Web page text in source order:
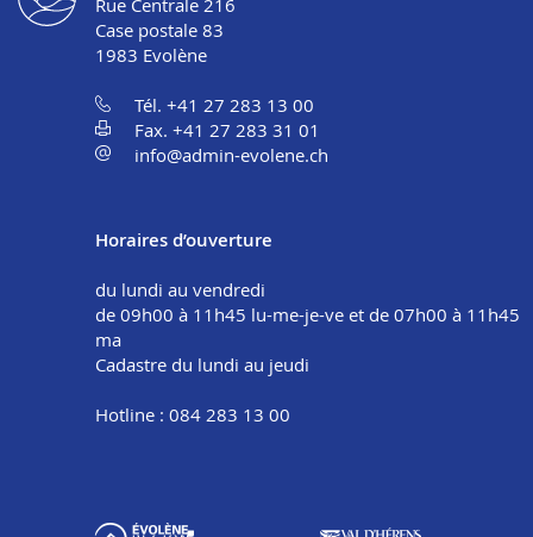
Case postale 83
1983 Evolène
Tél. +41 27 283 13 00
Fax. +41 27 283 31 01
info@admin-evolene.ch
Horaires d’ouverture
du lundi au vendredi
de 09h00 à 11h45 lu-me-je-ve et de 07h00 à 11h45
ma
Cadastre du lundi au jeudi
Hotline : 084 283 13 00